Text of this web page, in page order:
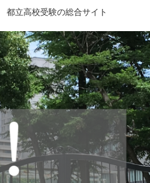
都立高校受験の総合サイト